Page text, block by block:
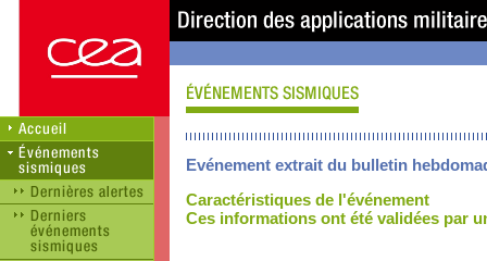
Evénement extrait du bulletin
Caractéristiques de l'événement
Ces informations ont été validées par